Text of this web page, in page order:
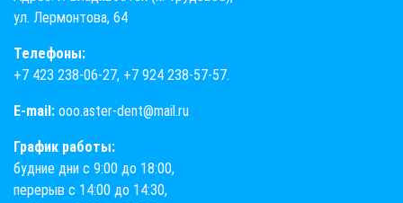
ул. Лермонтова, 64
Телефоны:
+7 423 238-06-27, +7 924 238-57-57.
E-mail: ooo.aster-dent@mail.ru
График работы:
будние дни с 9:00 до 18:00,
перерыв с 14:00 до 14:30,